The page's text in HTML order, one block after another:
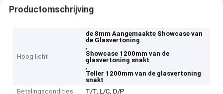
Productomschrijving
Hoog licht
de 8mm Aangemaakte Showcase van
de Glasvertoning
,
Showcase 1200mm van de
glasvertoning snakt
,
Teller 1200mm van de glasvertoning
snakt
Betalingscondities
T/T, L/C, D/P